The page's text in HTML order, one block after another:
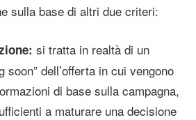
sulla base di altri due criteri:
si tratta in realtà di un
soon” dell’offerta in cui vengono
di base sulla campagna,
a maturare una decisione